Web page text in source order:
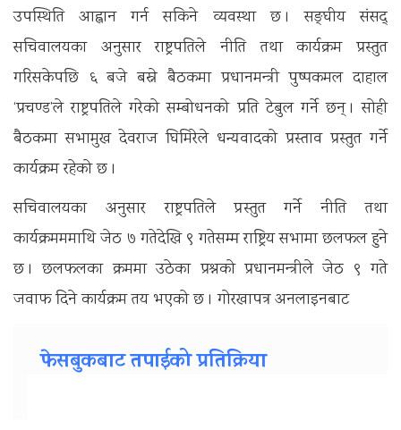
उपस्थिति आह्वान गर्न सकिने व्यवस्था छ । सङ्घीय संसद्
सचिवालयका अनुसार राष्ट्रपतिले नीति तथा कार्यक्रम प्रस्तुत
गरिसकेपछि ६ बजे बस्ने बैठकमा प्रधानमन्त्री पुष्पकमल दाहाल
‘प्रचण्ड’ले राष्ट्रपतिले गरेको सम्बोधनको प्रति टेबुल गर्ने छन् । सोही
बैठकमा सभामुख देवराज घिमिरेले धन्यवादको प्रस्ताव प्रस्तुत गर्ने
कार्यक्रम रहेकाे छ ।
सचिवालयका अनुसार राष्ट्रपतिले प्रस्तुत गर्ने नीति तथा
कार्यक्रमममाथि जेठ ७ गतेदेखि ९ गतेसम्म राष्ट्रिय सभामा छलफल हुने
छ । छलफलका क्रममा उठेका प्रश्नको प्रधानमन्त्रीले जेठ ९ गते
जवाफ दिने कार्यक्रम तय भएको छ । गाेरखापत्र अनलाइनबाट
फेसबुकबाट तपाईको प्रतिक्रिया